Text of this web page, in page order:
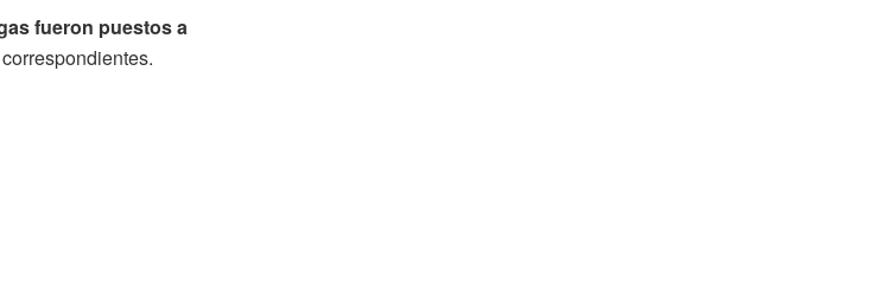
fueron puestos a